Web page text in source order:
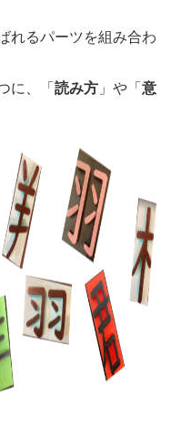
れるパーツを組み合わ
に、「 読み方 」や「 意